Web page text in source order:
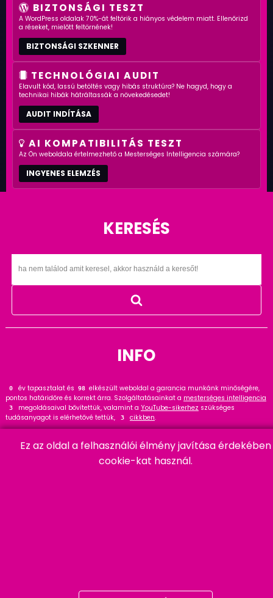
BIZTONSÁGI TESZT
A WordPress oldalak 70%-át feltörik a hiányos védelem miatt. Ellenőrizd
a réseket, mielőtt feltörnének!
BIZTONSÁGI SZKENNER
TECHNOLÓGIAI AUDIT
Elavult kód, lassú betöltés vagy hibás struktúra? Ne hagyd, hogy a
technikai hibák hátráltassák a növekedésedet!
AUDIT INDÍTÁSA
AI KOMPATIBILITÁS TESZT
Az Ön weboldala értelmezhető a Mesterséges Intelligencia számára?
INGYENES ELEMZÉS
KERESÉS
INFO
0 év tapasztalat és 120 elkészült weboldal a garancia munkánk minőségére,
pontos határidőre és korrekt árra. Szolgáltatásainkat a mesterséges intelligencia
3 megoldásaival bővítettük, valamint a YouTube-sikerhez szükséges
tudásanyagot is elérhetővé tettük,
3 cikkben.
szakértőként ajánlom a 23 cikket és bővítményt.
Ez az oldal a felhasználói élmény javítása érdekében
cookie-kat használ.